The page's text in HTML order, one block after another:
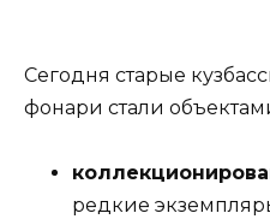
Сегодня старые
фонари стали
редкие